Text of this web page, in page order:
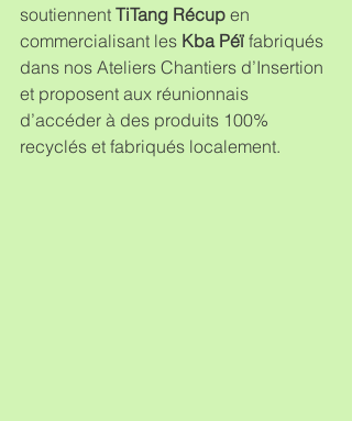
soutiennent TiTang Récup en
commercialisant les Kba Péï fabriqués
dans nos Ateliers Chantiers d’Insertion
et proposent aux réunionnais
d’accéder à des produits 100%
recyclés et fabriqués localement.